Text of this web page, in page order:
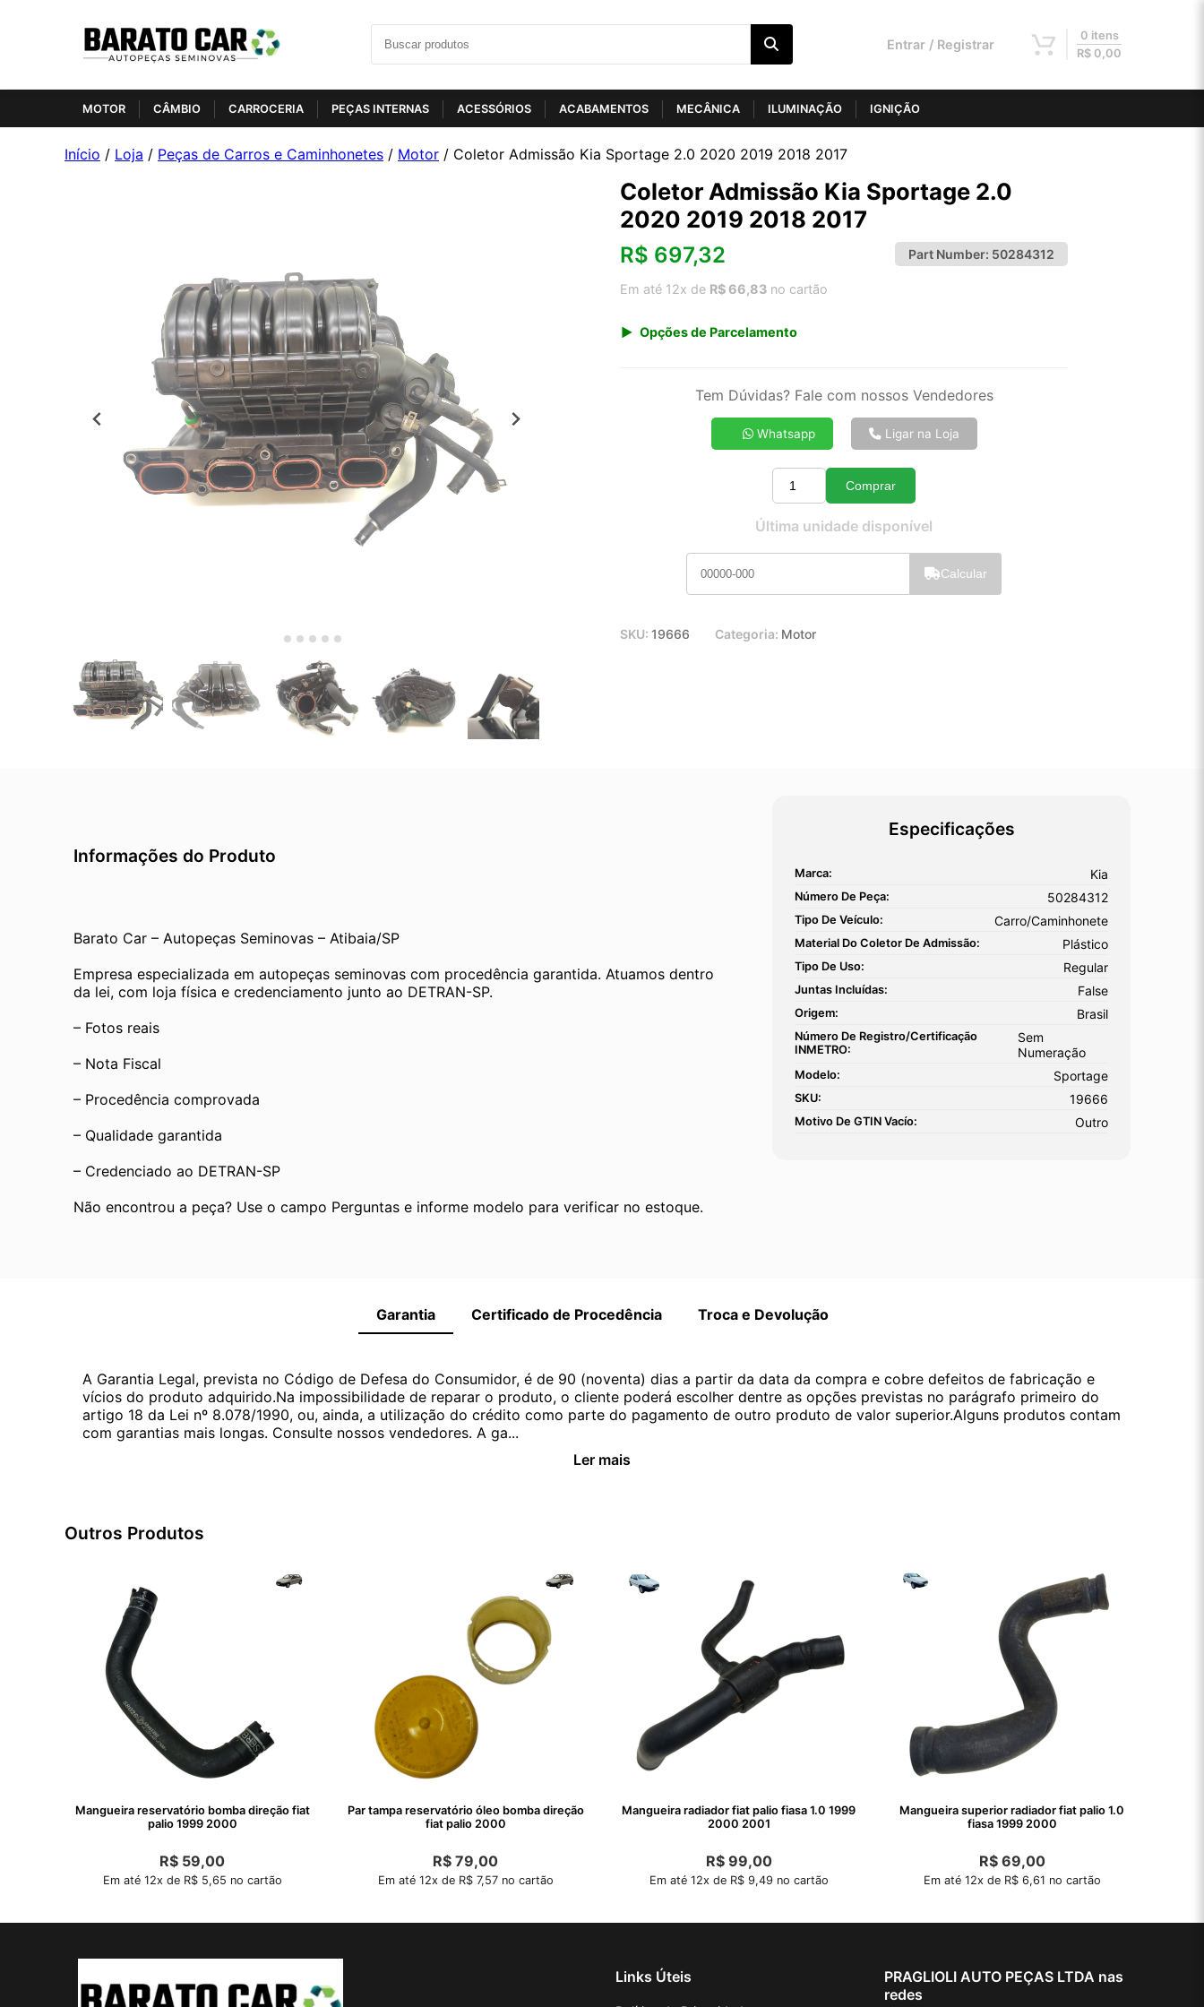
Entrar / Registrar
0 itens
R$ 0,00
MOTOR CÂMBIO CARROCERIA PEÇAS INTERNAS ACESSÓRIOS ACABAMENTOS MECÂNICA ILUMINAÇÃO IGNIÇÃO
Início / Loja / Peças de Carros e Caminhonetes / Motor / Coletor Admissão Kia Sportage 2.0 2020 2019 2018 2017
Coletor Admissão Kia Sportage 2.0
2020 2019 2018 2017
R$ 697,32 Part Number: 50284312
Em até 12x de R$ 66,83 no cartão
Opções de Parcelamento
8x de R$ 97,45
10x de R$ 79,01
12x de R$ 66,83
Tem Dúvidas? Fale com nossos Vendedores
Whatsapp Ligar na Loja
Quantidade
Comprar
Última unidade disponível
Calcular
SKU: 19666 Categoria: Motor
Informações do Produto
Barato Car – Autopeças Seminovas – Atibaia/SP
Empresa especializada em autopeças seminovas com procedência garantida. Atuamos dentro
da lei, com loja física e credenciamento junto ao DETRAN-SP.
– Fotos reais
– Nota Fiscal
– Procedência comprovada
– Qualidade garantida
– Credenciado ao DETRAN-SP
Não encontrou a peça? Use o campo Perguntas e informe modelo para verificar no estoque.
Especificações
Marca: Kia
Número De Peça: 50284312
Tipo De Veículo: Carro/Caminhonete
Material Do Coletor De Admissão: Plástico
Tipo De Uso: Regular
Juntas Incluídas: False
Origem: Brasil
Número De Registro/certificação
INMETRO:
Sem
Numeração
Modelo: Sportage
SKU: 19666
Motivo De GTIN Vacío: Outro
Garantia Certificado de Procedência Troca e Devolução
A Garantia Legal, prevista no Código de Defesa do Consumidor, é de 90 (noventa) dias a partir da data da compra e cobre defeitos de fabricação e
vícios do produto adquirido.Na impossibilidade de reparar o produto, o cliente poderá escolher dentre as opções previstas no parágrafo primeiro do
artigo 18 da Lei nº 8.078/1990, ou, ainda, a utilização do crédito como parte do pagamento de outro produto de valor superior.Alguns produtos contam
com garantias mais longas. Consulte nossos vendedores. A ga...
Ler mais
Outros Produtos
Mangueira reservatório bomba direção fiat
palio 1999 2000
R$ 59,00
Em até 12x de R$ 5,65 no cartão
Par tampa reservatório óleo bomba direção
fiat palio 2000
R$ 79,00
Em até 12x de R$ 7,57 no cartão
Mangueira radiador fiat palio fiasa 1.0 1999
2000 2001
R$99,00
Em até 12x de R$ 9,49 no cartão
Mangueira superior radiador fiat palio 1.0
fiasa 1999 2000
R$69,00
Em até 12x de R$ 6,61 no cartão
Links Úteis
PRAGLIOLI AUTO PEÇAS LTDA nas
redes